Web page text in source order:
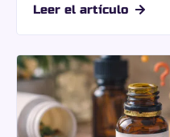
greenhouse o
garantizando
Leer el artículo